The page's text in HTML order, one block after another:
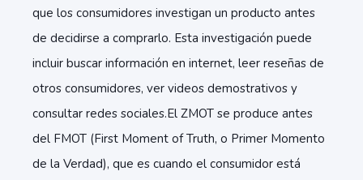
que los consumidores investigan un producto antes
de decidirse a comprarlo. Esta investigación puede
incluir buscar información en internet, leer reseñas de
otros consumidores, ver videos demostrativos y
consultar redes sociales.El ZMOT se produce antes
del FMOT (First Moment of Truth, o Primer Momento
de la Verdad), que es cuando el consumidor está